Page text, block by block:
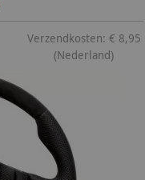
Verzendkosten: € 8,95
(Nederland)